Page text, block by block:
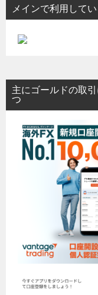
メインで利用して
主にゴールドの取
つ